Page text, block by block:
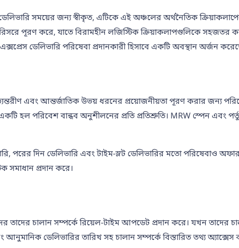
সময়ের জন্য স্বীকৃত, এটিকে এই অঞ্চলের অর্থনৈতিক
পূরণ করে, যাতে বিরামহীন লজিস্টিক ক্রিয়াকলাপগুলিকে সহজতর করার
ডেলিভারি পরিষেবা প্রদানকারী হিসাবে একটি অবস্থান অর্জন
এবং আন্তর্জাতিক উভয় ধরনের প্রয়োজনীয়তা পূরণ করার জন্য
একটি হল পরিবেশ বান্ধব অনুশীলনের প্রতি প্রতিশ্রুতি। MRW স্পেন এবং
পরের দিন ডেলিভারি এবং টাইম-স্লট ডেলিভারির মতো পরিষেবাও
সমাধান প্রদান করে।
তাদের চালান সম্পর্কে রিয়েল-টাইম আপডেট প্রদান করে। যখন তাদের
আনুমানিক ডেলিভারির তারিখ সহ চালান সম্পর্কে বিস্তারিত তথ্য